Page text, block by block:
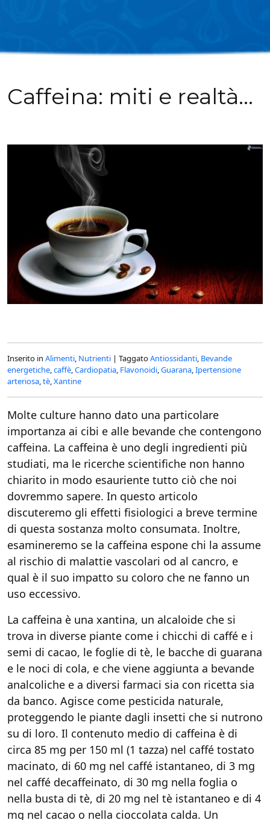
Caffeina: miti e realtà…
Inserito in Alimenti, Nutrienti | TaggatoAntiossidanti, Bevande
energetiche,caffè,Cardiopatia, Flavonoidi,Guarana,Ipertensione
arteriosa,tè,Xantine
Molte culture hanno dato una particolare
importanza ai cibi e alle bevande che contengono
caffeina. La caffeina è uno degli ingredienti più
studiati, ma le ricerche scientifiche non hanno
chiarito in modo esauriente tutto ciò che noi
dovremmo sapere. In questo articolo
discuteremo gli effetti fisiologici a breve termine
di questa sostanza molto consumata. Inoltre,
esamineremo se la caffeina espone chi la assume
al rischio di malattie vascolari od al cancro, e
qual è il suo impatto su coloro che ne fanno un
uso eccessivo.
La caffeina è una xantina, un alcaloide che si
trova in diverse piante come i chicchi di caffé e i
semi di cacao, le foglie di tè, le bacche di guarana
e le noci di cola, e che viene aggiunta a bevande
analcoliche e a diversi farmaci sia con ricetta sia
da banco. Agisce come pesticida naturale,
proteggendo le piante dagli insetti che si nutrono
su di loro. Il contenuto medio di caffeina è di
circa 85 mg per 150 ml (1 tazza) nel caffé tostato
macinato, di 60 mg nel caffé istantaneo, di 3 mg
nel caffé decaffeinato, di 30 mg nella foglia o
nella busta di tè, di 20 mg nel tè istantaneo e di 4
mg nel cacao o nella cioccolata calda. Un